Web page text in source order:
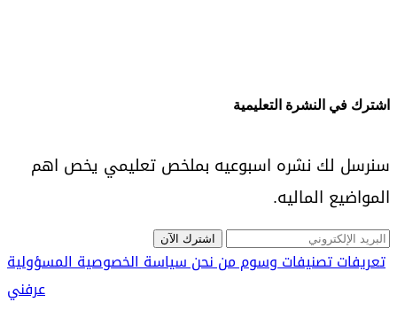
اشترك في النشرة التعليمية
سنرسل لك نشره اسبوعيه بملخص تعليمي يخص اهم
المواضيع الماليه.
اشترك الآن
تعريفاتتصنيفاتوسوممن نحنسياسة الخصوصيةالمسؤولية
عرفني